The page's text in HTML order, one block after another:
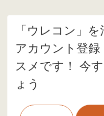
「ウレコン」を
アカウント登
スメです！ 今
ょう